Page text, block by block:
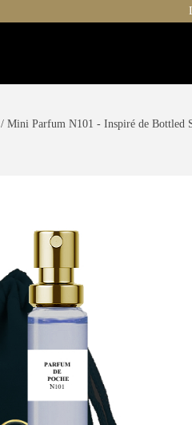
/ Mini Parfum N101 - Inspiré de Bottled